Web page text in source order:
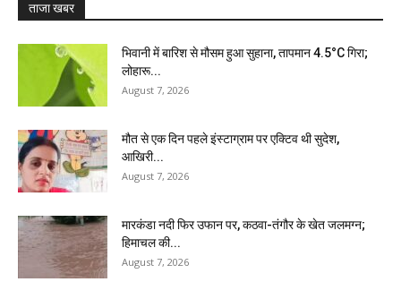
ताजा खबर
भिवानी में बारिश से मौसम हुआ सुहाना, तापमान 4.5°C गिरा;
लोहारू...
August 7, 2026
मौत से एक दिन पहले इंस्टाग्राम पर एक्टिव थी सुदेश,
आखिरी...
August 7, 2026
मारकंडा नदी फिर उफान पर, कठवा-तंगौर के खेत जलमग्न;
हिमाचल की...
August 7, 2026